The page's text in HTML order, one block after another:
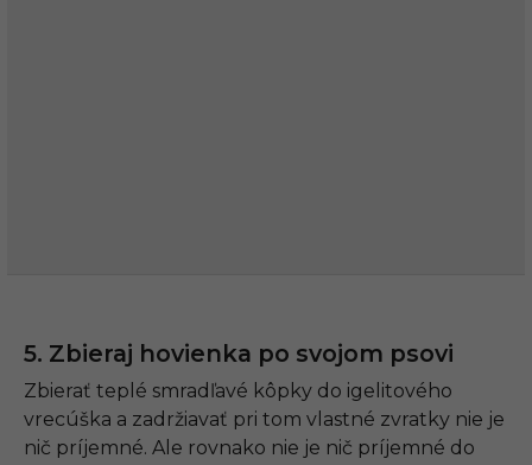
5. Zbieraj hovienka po svojom psovi
Zbierať teplé smradľavé kôpky do igelitového
vrecúška a zadržiavať pri tom vlastné zvratky nie je
nič príjemné. Ale rovnako nie je nič príjemné do